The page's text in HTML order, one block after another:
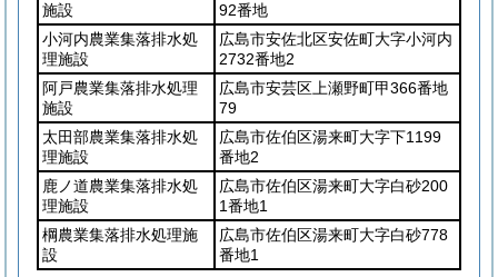
施設
92番地
小河内農業集落排水処
理施設
広島市安佐北区安佐町大字小河内
2732番地2
阿戸農業集落排水処理
施設
広島市安芸区上瀬野町甲366番地
79
太田部農業集落排水処
理施設
広島市佐伯区湯来町大字下1199
番地2
鹿ノ道農業集落排水処
理施設
広島市佐伯区湯来町大字白砂200
1番地1
棡農業集落排水処理施
設
広島市佐伯区湯来町大字白砂778
番地1